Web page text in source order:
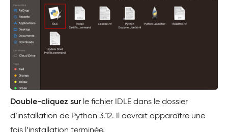
Double-cliquez surle fichier IDLE dans le dossier
d’installation de Python 3.12. Il devrait apparaître une
fois l’installation terminée.